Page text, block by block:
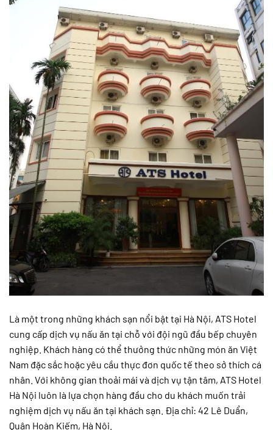
Là một trong những khách sạn nổi bật tại Hà Nội, ATS Hotel
cung cấp dịch vụ nấu ăn tại chỗ với đội ngũ đầu bếp chuyên
nghiệp. Khách hàng có thể thưởng thức những món ăn Việt
Nam đặc sắc hoặc yêu cầu thực đơn quốc tế theo sở thích cá
nhân. Với không gian thoải mái và dịch vụ tận tâm, ATS Hotel
Hà Nội luôn là lựa chọn hàng đầu cho du khách muốn trải
nghiệm dịch vụ nấu ăn tại khách sạn. Địa chỉ: 42 Lê Duẩn,
Quận Hoàn Kiếm, Hà Nội.